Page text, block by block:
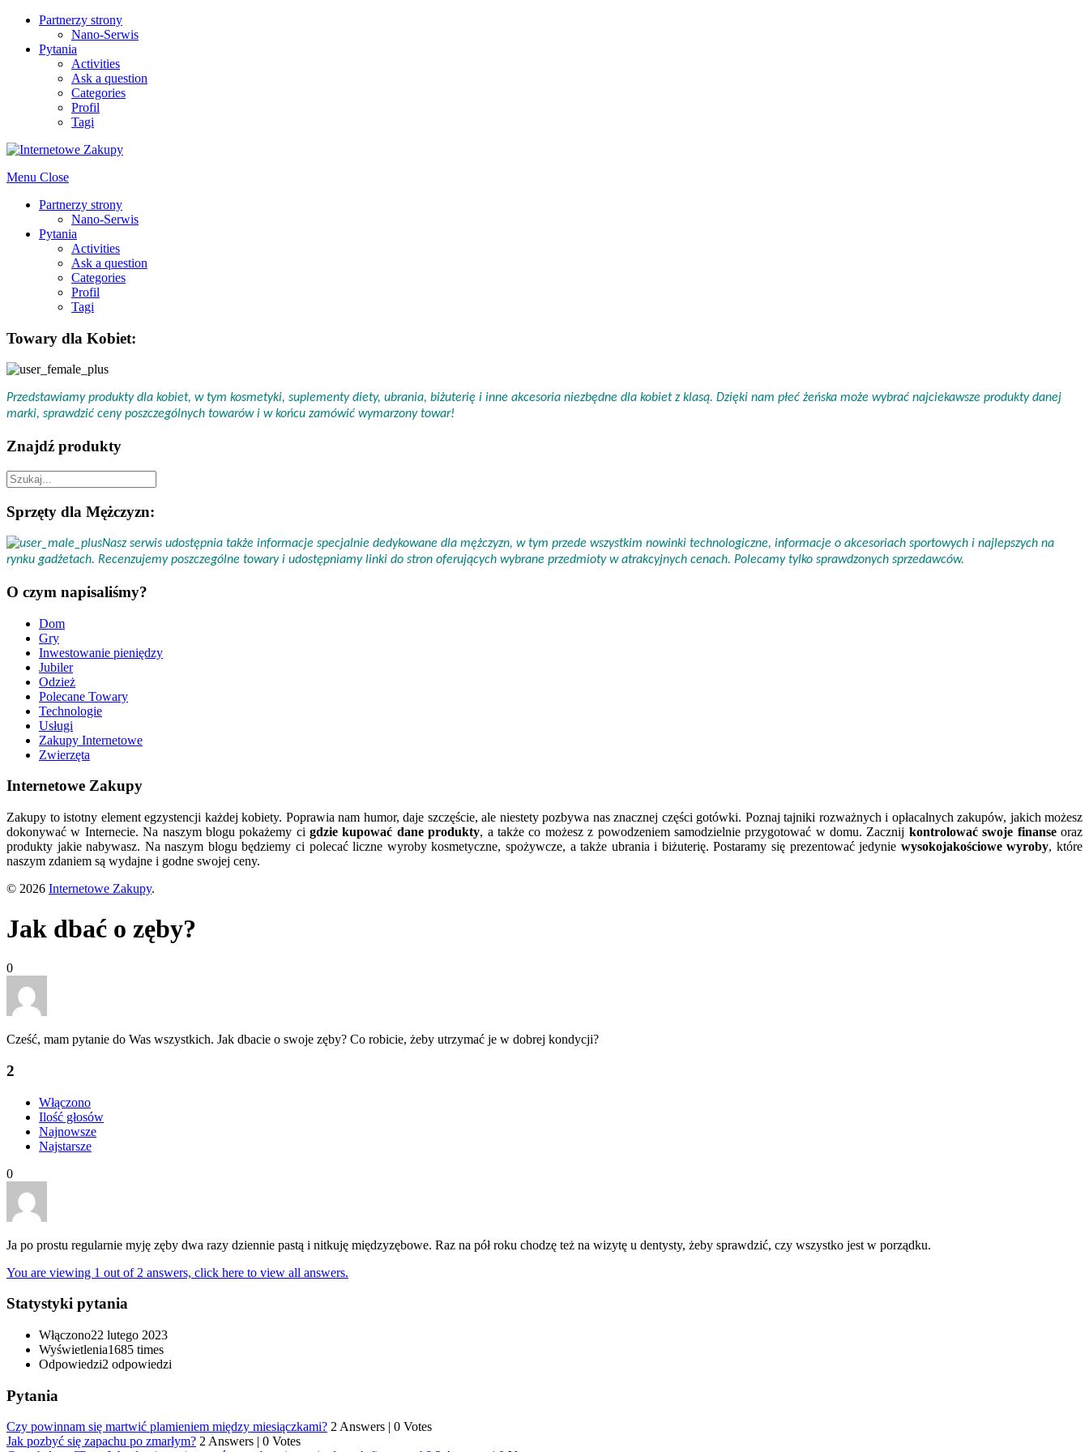
Partnerzy strony
Nano-Serwis
Pytania
Activities
Ask a question
Categories
Profil
Tagi
Menu Close
Partnerzy strony
Nano-Serwis
Pytania
Activities
Ask a question
Categories
Profil
Tagi
Towary dla Kobiet:
Przedstawiamy produkty dla kobiet, w tym kosmetyki, suplementy diety, ubrania, biżuterię i inne akcesoria niezbędne dla kobiet z klasą. Dzięki nam płeć żeńska może wybrać najciekawsze produkty danej
marki, sprawdzić ceny poszczególnych towarów i w końcu zamówić wymarzony towar!
Znajdź produkty
Sprzęty dla Mężczyzn:
Nasz serwis udostępnia także informacje specjalnie dedykowane dla mężczyzn, w tym przede wszystkim nowinki technologiczne, informacje o akcesoriach sportowych i najlepszych na
rynku gadżetach. Recenzujemy poszczególne towary i udostępniamy linki do stron oferujących wybrane przedmioty w atrakcyjnych cenach. Polecamy tylko sprawdzonych sprzedawców.
O czym napisaliśmy?
Dom
Gry
Inwestowanie pieniędzy
Jubiler
Odzież
Polecane Towary
Technologie
Usługi
Zakupy Internetowe
Zwierzęta
Internetowe Zakupy
Zakupy to istotny element egzystencji każdej kobiety. Poprawia nam humor, daje szczęście, ale niestety pozbywa nas znacznej części gotówki. Poznaj tajniki rozważnych i opłacalnych zakupów, jakich możesz
dokonywać w Internecie. Na naszym blogu pokażemy cigdzie kupować dane produkty, a także co możesz z powodzeniem samodzielnie przygotować w domu. Zacznij kontrolować swoje finanseoraz
produkty jakie nabywasz. Na naszym blogu będziemy ci polecać liczne wyroby kosmetyczne, spożywcze, a także ubrania i biżuterię. Postaramy się prezentować jedynie wysokojakościowe wyroby, które
naszym zdaniem są wydajne i godne swojej ceny.
© 2026 Internetowe Zakupy.
Jak dbać o zęby?
0
Cześć, mam pytanie do Was wszystkich. Jak dbacie o swoje zęby? Co robicie, żeby utrzymać je w dobrej kondycji?
2
Włączono
Ilość głosów
Najnowsze
Najstarsze
0
Ja po prostu regularnie myję zęby dwa razy dziennie pastą i nitkuję międzyzębowe. Raz na pół roku chodzę też na wizytę u dentysty, żeby sprawdzić, czy wszystko jest w porządku.
You are viewing 1 out of 2 answers, click here to view all answers.
Statystyki pytania
Włączono22 lutego 2023
Wyświetlenia1685 times
Odpowiedzi2 odpowiedzi
Pytania
Czy powinnam się martwić plamieniem między miesiączkami? 2 Answers | 0 Votes
Jak pozbyć się zapachu po zmarłym? 2 Answers | 0 Votes